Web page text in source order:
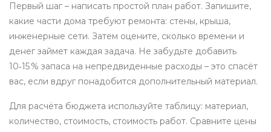
Первый шаг – написать простой план работ. Запишите,
какие части дома требуют ремонта: стены, крыша,
инженерные сети. Затем оцените, сколько времени и
денег займет каждая задача. Не забудьте добавить
10‑15 % запаса на непредвиденные расходы – это спасёт
вас, если вдруг понадобится дополнительный материал.
Для расчёта бюджета используйте таблицу: материал,
количество, стоимость, стоимость работ. Сравните цены